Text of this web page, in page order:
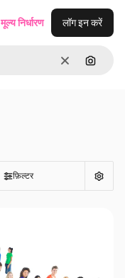
साफ़ इमेज से
मूल्य निर्धारण लॉग इन करें
फ़िल्टर